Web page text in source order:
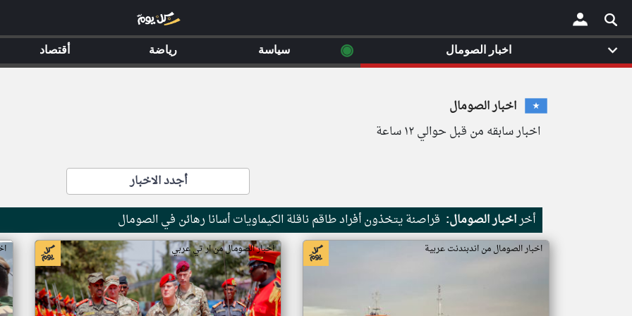
×
اخبار الصومال
اخبار سابقه من قبل حوالي ١٢ ساعة
أجدد الاخبار
أخراخبار الصومال: قراصنة يتخذون أفراد طاقم ناقلة الكيماويات أسانا رهائن في الصومال
اخبار الصومال من اندبندنت عربية اخبار الصومال من ار تي عربي
اخبار الصومال ◉ سياسة رياضة أقتصاد